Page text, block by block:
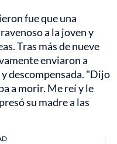
fue que una
a la joven y
Tras más de nueve
enviaron a
descompensada. "Dijo
a morir. Me reí y le
su madre a las